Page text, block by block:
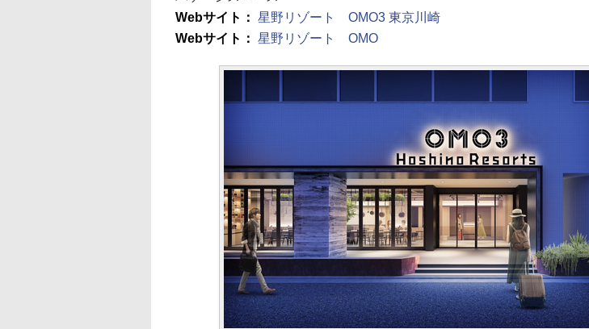
Webサイト： 星野リゾート OMO3 東京川崎
Webサイト： 星野リゾート OMO